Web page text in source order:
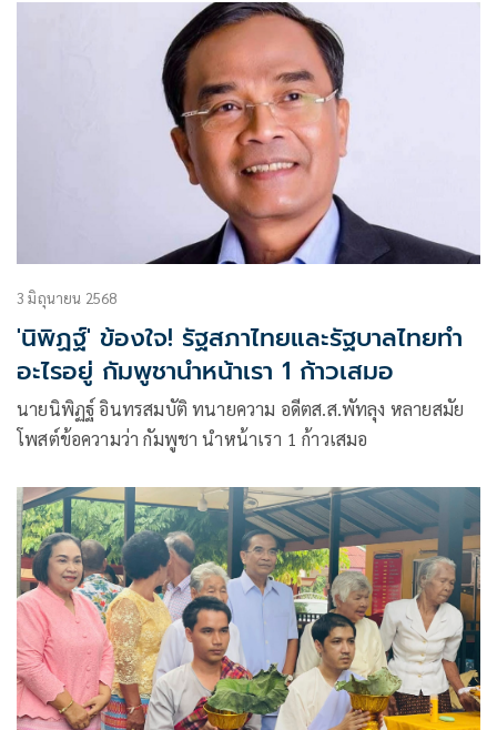
3 มิถุนายน 2568
'นิพิฏฐ์' ข้องใจ! รัฐสภาไทยและรัฐบาลไทยทำ
อะไรอยู่ กัมพูชานำหน้าเรา 1 ก้าวเสมอ
นายนิพิฏฐ์ อินทรสมบัติ ทนายความ อดีตส.ส.พัทลุง หลายสมัย
โพสต์ข้อความว่า กัมพูชา นำหน้าเรา 1 ก้าวเสมอ